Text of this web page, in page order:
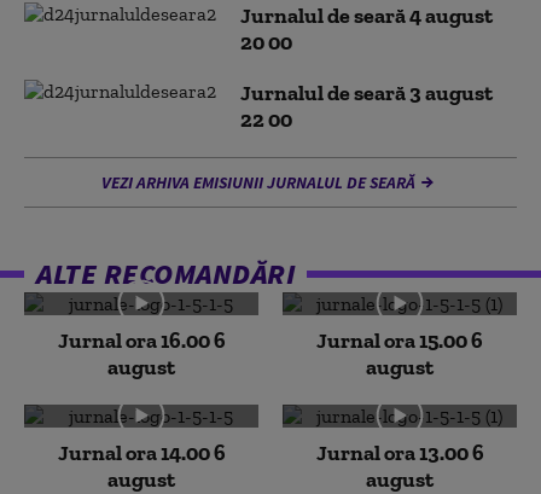
Jurnalul de seară 4 august
20 00
Jurnalul de seară 3 august
22 00
VEZI ARHIVA EMISIUNII JURNALUL DE SEARĂ
ALTE RECOMANDĂRI
Jurnal ora 16.00 6
august
Jurnal ora 15.00 6
august
Jurnal ora 14.00 6
august
Jurnal ora 13.00 6
august